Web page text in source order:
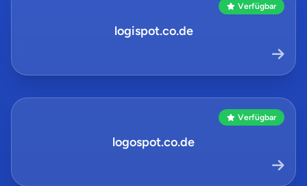
Verfügbar
logispot.co.de
Verfügbar
logospot.co.de